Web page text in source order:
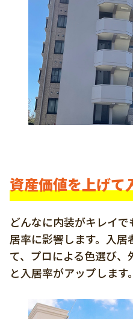
資産価値を上げて
どんなに内装がキレイ
居率に影響します。入
て、プロによる色選び
と入居率がアップします。